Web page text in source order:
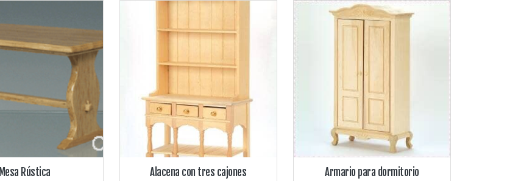
Mesa Rústica Alacena con tres cajones Armario para dormitorio